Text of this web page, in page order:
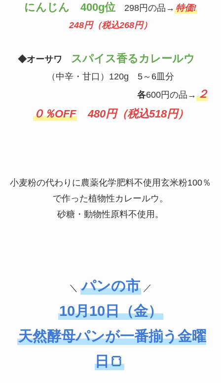
にんじん 400g位 298円の品→ 特価!
248円（税込268円）
◆オーサワ スパイス香るカレールウ
（中辛・甘口）120g 5～6皿分
各600円の品→ ２
０％OFF480円（税込518円）
小麦粉の代わりに農薬化学肥料不使用玄米粉100％
で作った植物性カレールウ。
砂糖・動物性原料不使用。
＼ パンの市 ／
10月10日（金）
天然酵母パンが一番揃う金曜
日🍞